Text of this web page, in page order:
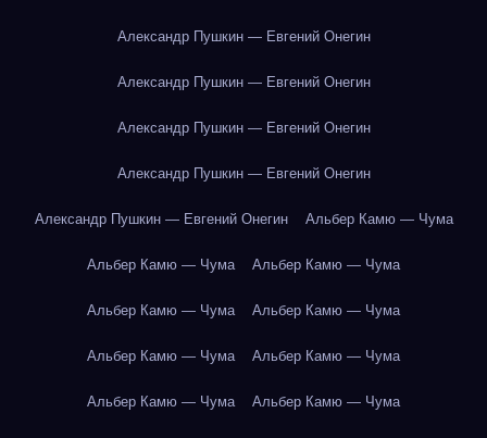
Александр Пушкин — Евгений Онегин
Александр Пушкин — Евгений Онегин
Александр Пушкин — Евгений Онегин
Александр Пушкин — Евгений Онегин
Александр Пушкин — Евгений Онегин Альбер Камю — Чума
Альбер Камю — Чума Альбер Камю — Чума
Альбер Камю — Чума Альбер Камю — Чума
Альбер Камю — Чума Альбер Камю — Чума
Альбер Камю — Чума Альбер Камю — Чума